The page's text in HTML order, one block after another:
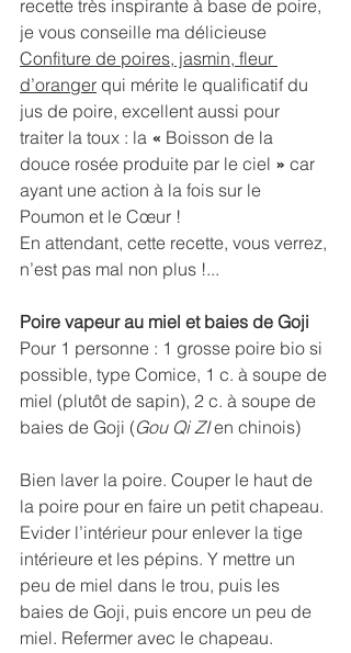
recette très inspirante à base de poire,
je vous conseille ma délicieuse
Confiture de poires, jasmin, fleur
d’oranger qui mérite le qualificatif du
jus de poire, excellent aussi pour
traiter la toux : la « Boisson de la
douce rosée produite par le ciel » car
ayant une action à la fois sur le
Poumon et le Cœur !
En attendant, cette recette, vous verrez,
n’est pas mal non plus !...
Poire vapeur au miel et baies de Goji
Pour 1 personne : 1 grosse poire bio si
possible, type Comice, 1 c. à soupe de
miel (plutôt de sapin), 2 c. à soupe de
baies de Goji (Gou Qi ZI en chinois)
Bien laver la poire. Couper le haut de
la poire pour en faire un petit chapeau.
Evider l’intérieur pour enlever la tige
intérieure et les pépins. Y mettre un
peu de miel dans le trou, puis les
baies de Goji, puis encore un peu de
miel. Refermer avec le chapeau.